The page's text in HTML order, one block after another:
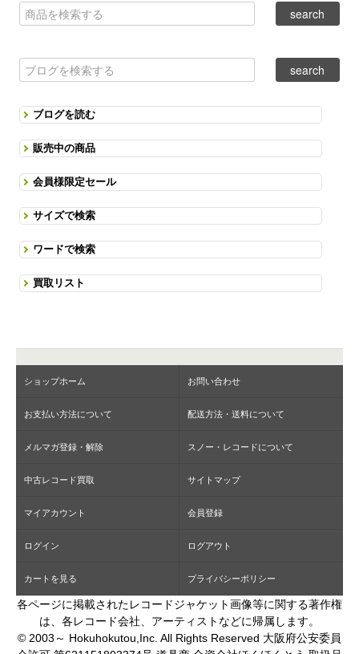
ブログを読む
販売中の商品
会員様限定セール
サイズで検索
ワードで検索
買取リスト
ショップホーム お問い合わせ
お支払い方法について 配送方法・送料について
メルマガ登録・解除 スノー・レコードについて
中古レコード買取 サイトマップ
マイアカウント 会員登録
ログイン ログアウト
カートを見る プライバシーポリシー
各ページに掲載されたレコードジャケット画像等に関する著作権
は、各レコード会社、アーティストなどに帰属します。
© 2003～ Hokuhokutou,Inc. All Rights Reserved 大阪府公安委員